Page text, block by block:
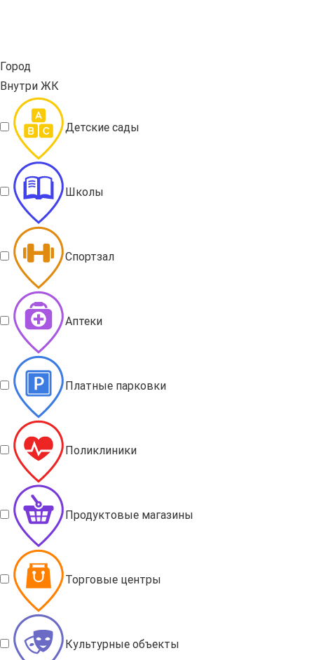
Город
Внутри ЖК
Детские сады
Школы
Спортзал
Аптеки
Платные парковки
Поликлиники
Продуктовые магазины
Торговые центры
Культурные объекты